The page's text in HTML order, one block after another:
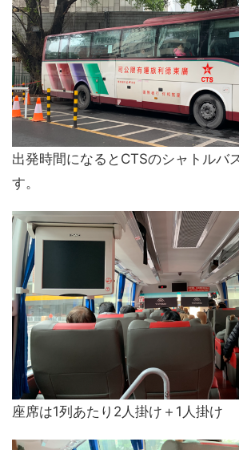
出発時間になるとCTSのシャトルバ
す。
座席は1列あたり2人掛け＋1人掛け